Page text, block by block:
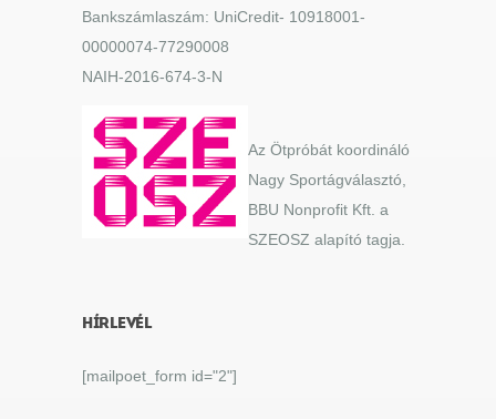
Bankszámlaszám: UniCredit- 10918001-
00000074-77290008
NAIH-2016-674-3-N
Az Ötpróbát koordináló
Nagy Sportágválasztó,
BBU Nonprofit Kft. a
SZEOSZ alapító tagja.
HÍRLEVÉL
[mailpoet_form id="2"]